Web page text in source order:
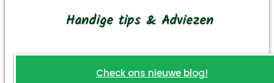
Handige tips & Adviezen
Check ons nieuwe blog!